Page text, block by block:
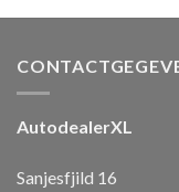
AutodealerXL
Sanjesfjild 16